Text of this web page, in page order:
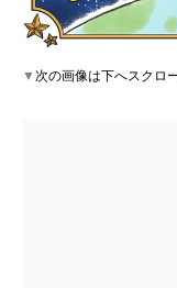
▼次の画像は下へスクロ